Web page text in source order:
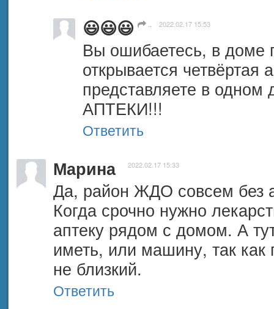
😃😃😃 2022.02.17 15:53
Вы ошибаетесь, в доме
открывается
представляете в
АПТЕКИ!!!
Ответить
Марина 2022.02.17 15:33
Да, район ЖДО совсем без
Когда срочно нужно
аптеку рядом с домом. А
иметь, или машину, так
не близкий.
Ответить